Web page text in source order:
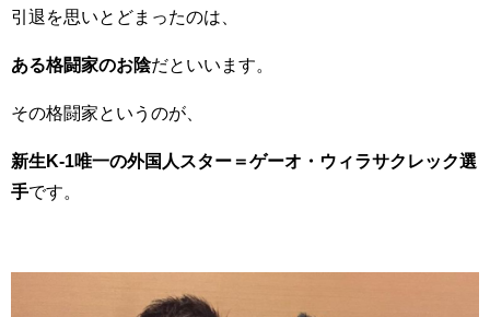
引退を思いとどまったのは、
ある格闘家のお陰だといいます。
その格闘家というのが、
新生K-1唯一の外国人スター＝ゲーオ・ウィラサクレック選
手です。